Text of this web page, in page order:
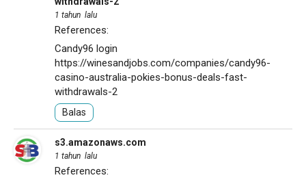
1 tahun lalu
References:
Candy96 login
https://winesandjobs.com/companies/candy96-
casino-australia-pokies-bonus-deals-fast-
withdrawals-2
Balas
s3.amazonaws.com
1 tahun lalu
References: